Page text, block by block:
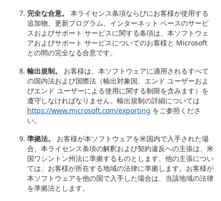
完全な合意。
本ライセンス条項ならびにお客様が使用する
追加物、更新プログラム、インターネット ベースのサービ
スおよびサポート サービスに関する条項は、本ソフトウェ
アおよびサポート サービスについてのお客様と Microsoft
との間の完全なる合意です。
輸出規制。
お客様は、本ソフトウェアに適用されるすべて
の国内法および国際法（輸出対象国、エンド ユーザーおよ
びエンド ユーザーによる使用に関する制限を含みます）を
遵守しなければなりません。輸出規制の詳細については
https://www.microsoft.com/exporting をご参照くださ
い。
準拠法。
お客様が本ソフトウェアを米国内で入手された場
合、本ライセンス条項の解釈および契約違反への主張は、米
国ワシントン州法に準拠するものとします。他の主張につい
ては、お客様が所在する地域の法律に準拠します。お客様が
本ソフトウェアを他の国で入手した場合は、当該地域の法律
を準拠法とします。